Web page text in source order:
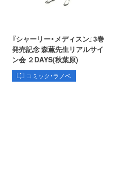
『シャーリー・メディスン』3巻
発売記念 森薫先生リアルサイ
ン会 ２DAYS(秋葉原)
コミック・ラノベ